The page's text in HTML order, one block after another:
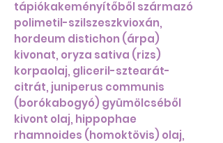
tápiókakeményítőből származó
polimetil-szilszeszkvioxán,
hordeum distichon (árpa)
kivonat, oryza sativa (rizs)
korpaolaj, gliceril-sztearát-
citrát, juniperus communis
(borókabogyó) gyümölcséből
kivont olaj, hippophae
rhamnoides (homoktövis) olaj,